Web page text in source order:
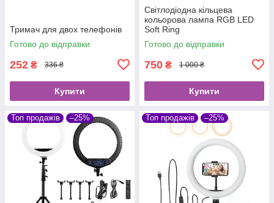
Тримач для двох телефонів
Готово до відправки
252 ₴ 336 ₴
Купити
Світлодіодна кільцева
кольорова лампа RGB LED
Soft Ring
Готово до відправки
750 ₴ 1 000 ₴
Купити
Топ продажів –25% Топ продажів –25%